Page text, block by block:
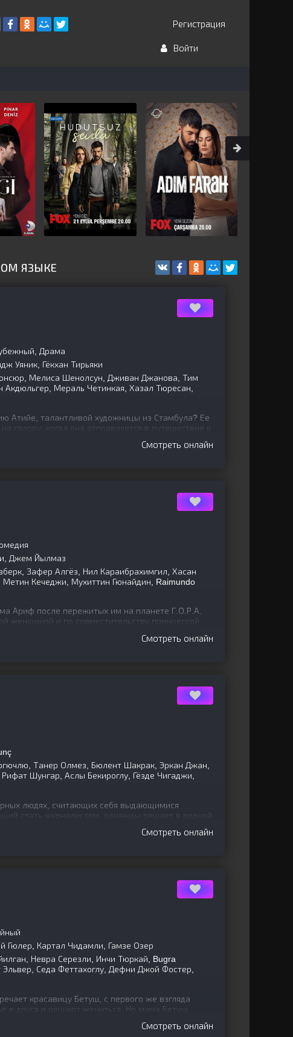
ЯЗЫКЕ
Драма
Уяник, Гёкхан Тирьяки
Мелиса Шенолсун, Дживан Джанова, Тим
Мераль Четинкая, Хазал Тюресан,
Атийе, талантливой художницы из Стамбула? Ее
голову, когда она отправляется в путешествие к
в поисках
Смотреть онлайн
Джем Йылмаз
Зафер Алгёз, Нил Караибрахимгил, Хасан
Метин Кечеджи, Мухиттин Гюнайдин, Raimundo
Ариф после пережитых им на планете Г.О.Р.А.
женщиной и по совместительству принцессой
Землю. Здесь он
Смотреть онлайн
Танер Олмез, Бюлент Шакрак, Эркан Джан,
Шунгар, Аслы Бекироглу, Гёзде Чигаджи,
людях, считающих себя выдающимися
стать журналистом, однажды решает в родной
газету. Наивный
Смотреть онлайн
Гюлер, Картал Чидамли, Гамзе Озер
Невра Серезли, Инчи Тюркай, Bugra
Седа Феттахоглу, Дефни Джой Фостер,
красавицу Бетуш, с первого же взгляда
в друга и решают жениться. Но мама Бетуш
волшебница и сделает все,
Смотреть онлайн
Регистрация
Войти